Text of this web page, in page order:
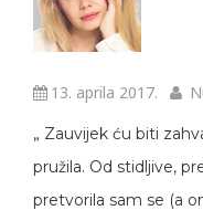
13. aprila 2017.
„ Zauvijek ću biti
pružila. Od stidljive,
pretvorila sam se (a